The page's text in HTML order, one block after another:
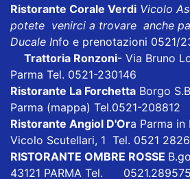
Ristorante Corale Verdi Vicolo
potete venirci a trovare anche
Ducale Info e prenotazioni 0521/
Trattoria Ronzoni- Via Bruno
Parma Tel. 0521-230146
Ristorante La Forchetta Borgo
Parma (mappa) Tel.0521-208812
Ristorante Angiol D'Ora Parma in
Vicolo Scutellari, 1 Tel. 0521
RISTORANTE OMBRE ROSSE
43121 PARMA Tel. 0521.289575